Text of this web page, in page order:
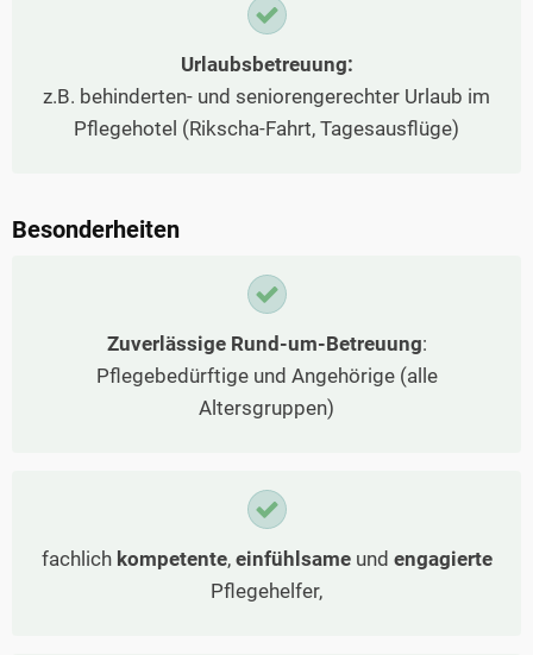
Urlaubsbetreuung:
z.B. behinderten- und seniorengerechter Urlaub im
Pflegehotel (Rikscha-Fahrt, Tagesausflüge)
Besonderheiten
Zuverlässige Rund-um-Betreuung:
Pflegebedürftige und Angehörige (alle
Altersgruppen)
fachlich kompetente, einfühlsameund engagierte
Pflegehelfer,